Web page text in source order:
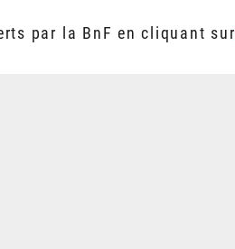
par la BnF en cliquant sur